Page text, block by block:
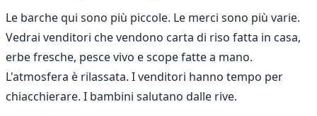
Le barche qui sono più piccole. Le merci sono più varie.
Vedrai venditori che vendono carta di riso fatta in casa,
erbe fresche, pesce vivo e scope fatte a mano.
L'atmosfera è rilassata. I venditori hanno tempo per
chiacchierare. I bambini salutano dalle rive.